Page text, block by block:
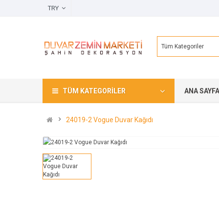
Tüm Kategoriler
TÜM KATEGORILER ANA SAYFA
24019-2 Vogue Duvar Kağıdı